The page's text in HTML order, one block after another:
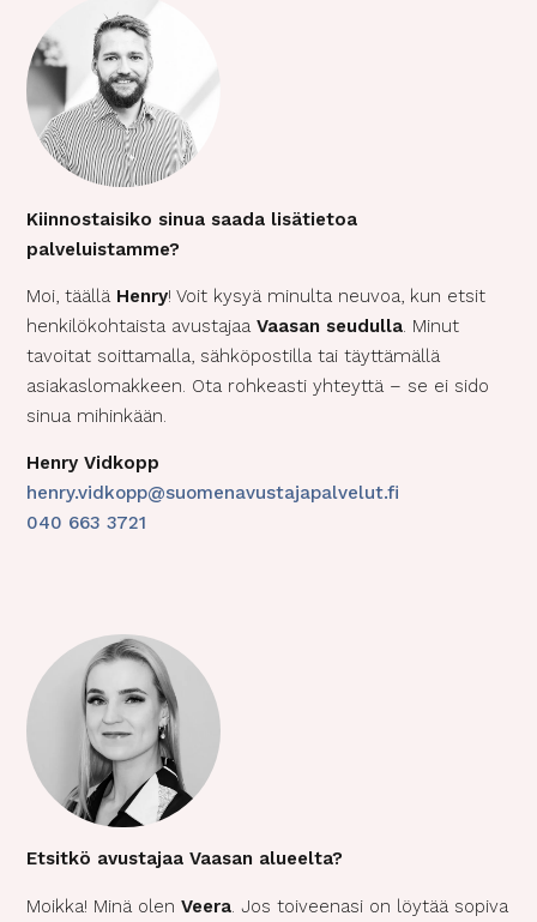
Kiinnostaisiko sinua saada lisätietoa
palveluistamme?
Moi, täällä Henry! Voit kysyä minulta neuvoa, kun etsit
henkilökohtaista avustajaaVaasan seudulla. Minut
tavoitat soittamalla, sähköpostilla tai täyttämällä
asiakaslomakkeen. Ota rohkeasti yhteyttä – se ei sido
sinua mihinkään.
Henry Vidkopp
henry.vidkopp@suomenavustajapalvelut.fi
040 663 3721
Etsitkö avustajaa Vaasan alueelta?
Moikka! Minä olen Veera. Jos toiveenasi on löytää sopiva